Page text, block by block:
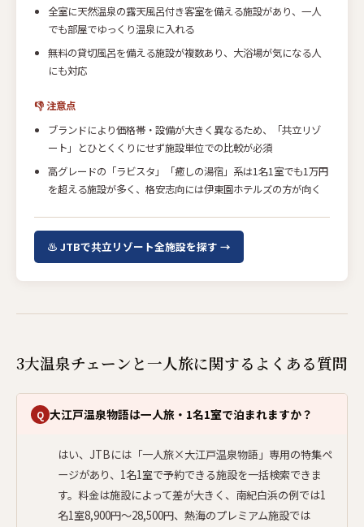
全室に天然温泉の露天風呂付き客室を備える施設があり、一人
でも部屋でゆっくり温泉に入れる
無料の貸切風呂を備える施設が複数あり、大浴場が気になる人
にも対応
👎 注意点
ブランドにより価格帯・設備が大きく異なるため、「共立リゾ
ート」とひとくくりにせず施設単位での比較が必須
高グレードの「ラビスタ」「癒しの湯宿」系は1名1室でも1万円
を超える施設が多く、格安志向には伊東園ホテルズの方が向く
♨ JTBで共立リゾート全施設を探す →
3大温泉チェーンと一人旅に関するよくある質問
Q 大江戸温泉物語は一人旅・1名1室で泊まれますか？
はい、JTBには「一人旅×大江戸温泉物語」専用の特集ペ
ージがあり、1名1室で予約できる施設を一括検索できま
す。料金は施設によって差が大きく、南紀白浜の例では1
名1室8,900円〜28,500円、熱海のプレミアム施設では